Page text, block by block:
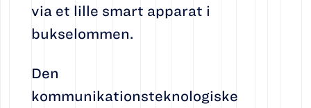
via et lille smart apparat i
bukselommen.
Den
kommunikationsteknologiske